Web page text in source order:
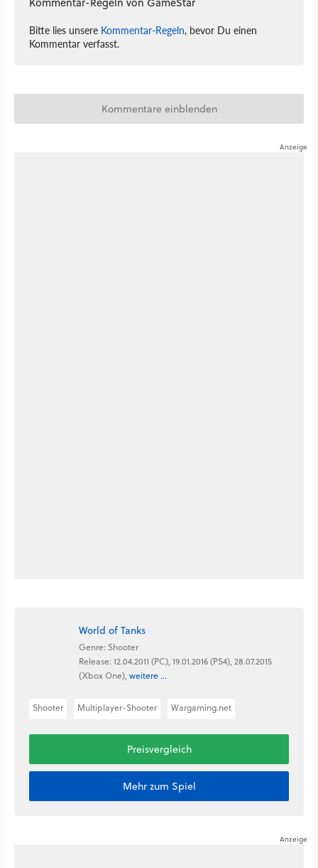
Bitte lies unsere Kommentar-Regeln, bevor Du einen
Kommentar verfasst.
Kommentare einblenden
World of Tanks
Genre: Shooter
Release: 12.04.2011 (PC), 19.01.2016 (PS4), 28.07.2015
(Xbox One), weitere ...
Shooter Multiplayer-Shooter Wargaming.net
Preisvergleich
Mehr zum Spiel